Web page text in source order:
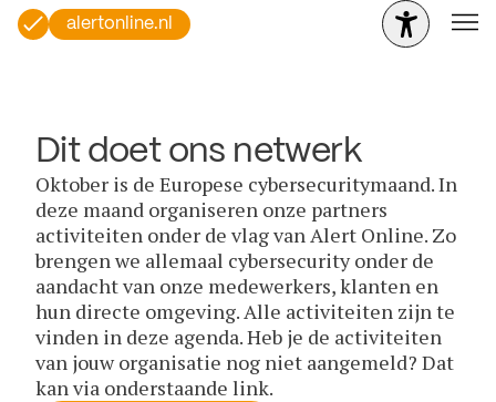
alertonline.nl
Dit doet ons netwerk
Oktober is de Europese cybersecuritymaand. In
deze maand organiseren onze partners
activiteiten onder de vlag van Alert Online. Zo
brengen we allemaal cybersecurity onder de
aandacht van onze medewerkers, klanten en
hun directe omgeving. Alle activiteiten zijn te
vinden in deze agenda. Heb je de activiteiten
van jouw organisatie nog niet aangemeld? Dat
kan via onderstaande link.